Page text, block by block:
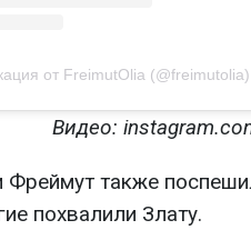
от FreimutOlia (@freimutolia)
Видео:
Фреймут также
похвалили Злату.